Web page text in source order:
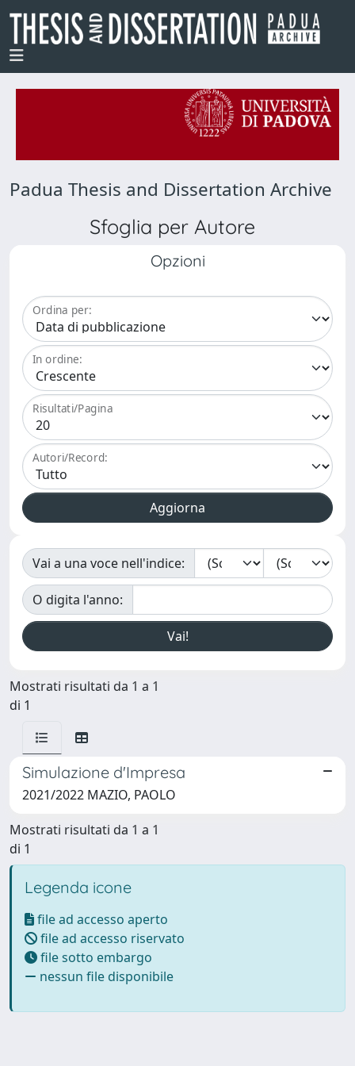
Padua Thesis and Dissertation Archive
Sfoglia per Autore
Opzioni
Ordina per:
In ordine:
Risultati/Pagina
Autori/Record:
Vai a una voce nell'indice:
O digita l'anno:
Mostrati risultati da 1 a 1
di 1
Simulazione d'Impresa
2021/2022 MAZIO, PAOLO
Mostrati risultati da 1 a 1
di 1
Legenda icone
file ad accesso aperto
file ad accesso riservato
file sotto embargo
nessun file disponibile